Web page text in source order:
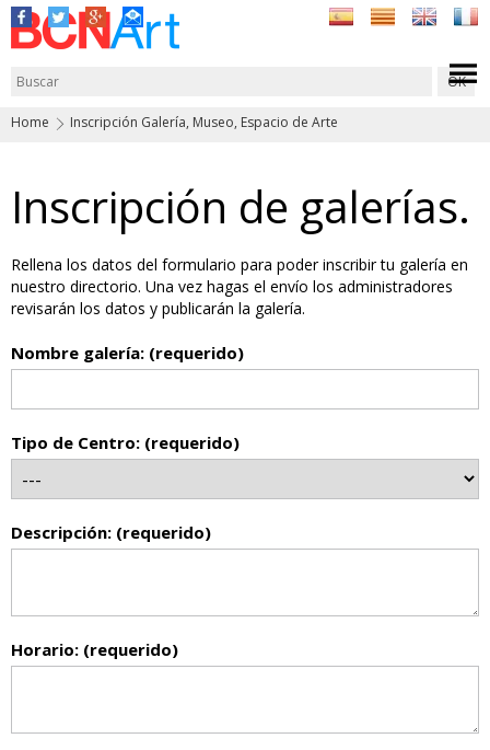
Home Inscripción Galería, Museo, Espacio de Arte
Inscripción de galerías.
Rellena los datos del formulario para poder inscribir tu galería en
nuestro directorio. Una vez hagas el envío los administradores
revisarán los datos y publicarán la galería.
Nombre galería: (requerido)
Tipo de Centro: (requerido)
Descripción: (requerido)
Horario: (requerido)